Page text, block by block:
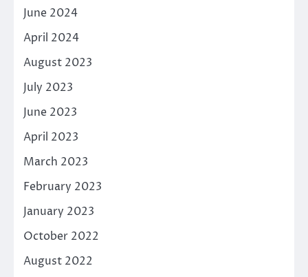
June 2024
April 2024
August 2023
July 2023
June 2023
April 2023
March 2023
February 2023
January 2023
October 2022
August 2022